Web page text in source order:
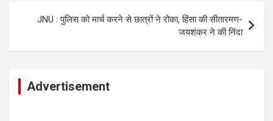
JNU : पुलिस को मार्च करने से छात्रों ने रोका, हिंसा की सीतारमण-
जयशंकर ने की निंदा
Advertisement